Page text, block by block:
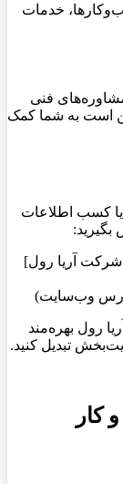
خدمات
فنی
است به شما کمک
کسب اطلاعات
آریا رول]
وب‌سایت)
رول بهره‌مند
تبدیل کنید.
کار